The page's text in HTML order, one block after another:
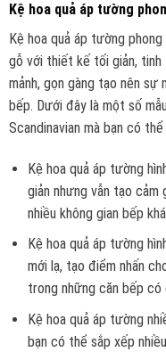
Kệ hoa quả áp tường
Kệ hoa quả áp tường
gỗ với thiết kế tối giản,
mảnh, gọn gàng tạo nên sự
bếp. Dưới đây là một số
Scandinavian mà bạn có
Kệ hoa quả áp tường
giản nhưng vẫn tạo cảm
nhiều không gian bếp
Kệ hoa quả áp tường
mới lạ, tạo điểm nhấn
trong những căn bếp có
Kệ hoa quả áp tường
bạn có thể sắp xếp